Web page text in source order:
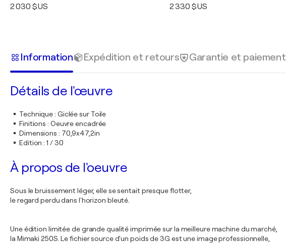
2 030 $US 2 330 $US
Information Expédition et retours Garantie et paiement
Détails de l'œuvre
Technique: Giclée sur Toile
Finitions : Oeuvre encadrée
Dimensions : 70,9x47,2in
Edition :1 / 30
À propos de l'oeuvre
Sous le bruissement léger, elle se sentait presque flotter,
le regard perdu dans l'horizon bleuté.
Une édition limitée de grande qualité imprimée sur la meilleure machine du marché,
la Mimaki 250S. Le fichier source d'un poids de 3G est une image professionnelle,